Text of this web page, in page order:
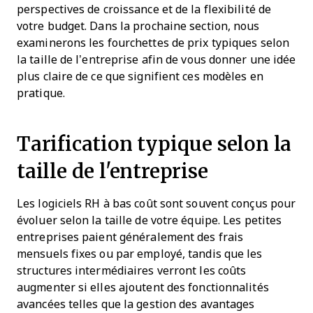
perspectives de croissance et de la flexibilité de
votre budget. Dans la prochaine section, nous
examinerons les fourchettes de prix typiques selon
la taille de l’entreprise afin de vous donner une idée
plus claire de ce que signifient ces modèles en
pratique.
Tarification typique selon la
taille de l'entreprise
Les logiciels RH à bas coût sont souvent conçus pour
évoluer selon la taille de votre équipe. Les petites
entreprises paient généralement des frais
mensuels fixes ou par employé, tandis que les
structures intermédiaires verront les coûts
augmenter si elles ajoutent des fonctionnalités
avancées telles que la gestion des avantages